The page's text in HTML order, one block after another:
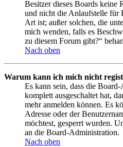
Besitzer dieses Boards keine
und nicht die Anlaufstelle für
Art ist; außer solchen, die
mich wenden, falls es
zu diesem Forum gibt?“
Nach oben
Warum kann ich mich nicht
Es kann sein, dass die
komplett ausgeschaltet hat,
mehr anmelden können. Es
Adresse oder der
möchtest, gesperrt wurden.
an die Board-Administration.
Nach oben